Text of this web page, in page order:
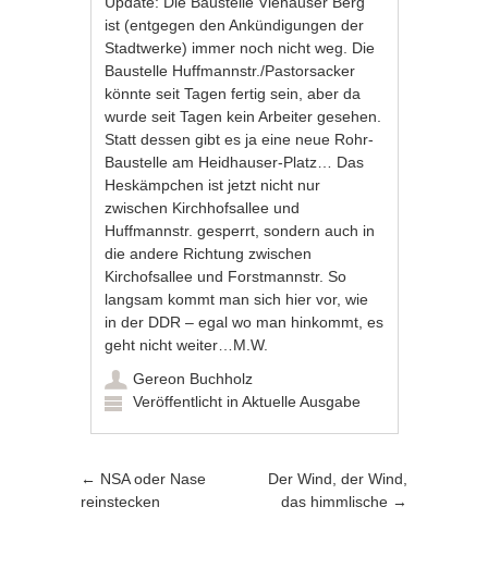
ist (entgegen den Ankündigungen der
Stadtwerke) immer noch nicht weg. Die
Baustelle Huffmannstr./Pastorsacker
könnte seit Tagen fertig sein, aber da
wurde seit Tagen kein Arbeiter gesehen.
Statt dessen gibt es ja eine neue Rohr-
Baustelle am Heidhauser-Platz… Das
Heskämpchen ist jetzt nicht nur
zwischen Kirchhofsallee und
Huffmannstr. gesperrt, sondern auch in
die andere Richtung zwischen
Kirchofsallee und Forstmannstr. So
langsam kommt man sich hier vor, wie
in der DDR – egal wo man hinkommt, es
geht nicht weiter…M.W.
Gereon Buchholz
Veröffentlicht inAktuelle Ausgabe
Artikel-Navigation
← NSA oder Nase
reinstecken
Der Wind, der Wind,
das himmlische →